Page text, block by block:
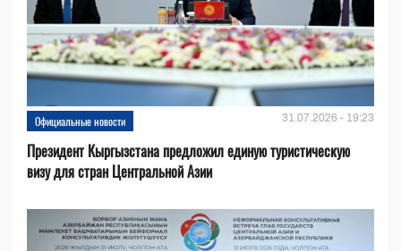
Официальные новости 31.07.2026 - 19:23
Президент Кыргызстана предложил единую туристическую
визу для стран Центральной Азии